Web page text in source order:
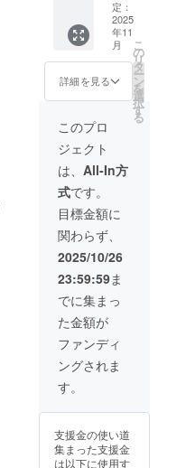
は、ス
ペース
に応じ
て文字
や掲示
方法を
せてい
ただく
可能性
がござ
いま
す。 ※
掲載内
容に誤
りが
あった
場合で
も、再
掲示・
修正等
には対
応いた
しかね
ますの
ご確認
くださ
い。 ※
にお間
違いの
ないよ
うご注
さい。
口でも
ご支援
いただ
けま
す。 ・
デザイ
活動報
お知ら
せいた
す。 ・
郵送に
てお届
けしま
すの
所入力
にお間
違いの
ないよ
うご注
意くだ
さい。
計につ
き1,000
円以上
に限り
ます。
・ボト
フード
は対象
外で
す。 ・
有効期
限：
2026年
12月31
日ま
で。 ・
お一人
様、何
口でも
ご支援
いただ
けま
す。 ・
デザイ
活動報
告等で
お知ら
せいた
0円お
得！）
容〕 ・
500円券
× 120枚
BAR
Ashuで
ご利用
いただ
けるお
食事券
を郵送
にてお
届けし
ます。
〔ご注
意点〕
・ご利
用は1会
計につ
き1,000
円以上
に限り
ます。
・ボト
フード
外で
す。 ・
定：
2025
年11
月
詳細を見る
こ
の
リ
タ
ー
ン
を
選
択
す
る
このプロ
ジェクト
は、 All-In方
式です。
目標金額に
関わらず、
2025/10/26
23:59:59ま
でに集まっ
た金額が
ファンディ
ングされま
す。
支援金の使い道
集まった支援金
は以下に使用す